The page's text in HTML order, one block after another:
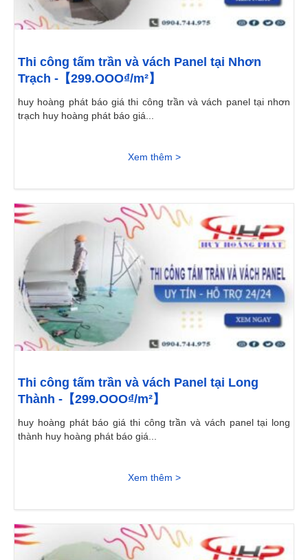
Thi công tấm trần và vách Panel tại Nhơn
Trạch -【299.OOO₫/m²】
huy hoàng phát báo giá thi công trần và vách panel tại nhơn
trạch huy hoàng phát báo giá...
Xem thêm >
Thi công tấm trần và vách Panel tại Long
Thành -【299.OOO₫/m²】
huy hoàng phát báo giá thi công trần và vách panel tại long
thành huy hoàng phát báo giá...
Xem thêm >